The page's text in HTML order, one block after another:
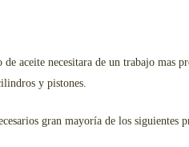
aceite necesitara de un trabajo mas
y pistones.
gran mayoría de los siguientes